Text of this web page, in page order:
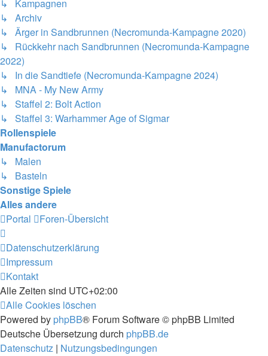
↳ Kampagnen
↳ Archiv
↳ Ärger in Sandbrunnen (Necromunda-Kampagne 2020)
↳ Rückkehr nach Sandbrunnen (Necromunda-Kampagne
2022)
↳ In die Sandtiefe (Necromunda-Kampagne 2024)
↳ MNA - My New Army
↳ Staffel 2: Bolt Action
↳ Staffel 3: Warhammer Age of Sigmar
Rollenspiele
Manufactorum
↳ Malen
↳ Basteln
Sonstige Spiele
Alles andere
Portal
Foren-Übersicht
Datenschutzerklärung
Impressum
Kontakt
Alle Zeiten sind UTC+02:00
Alle Cookies löschen
Powered by phpBB® Forum Software © phpBB Limited
Deutsche Übersetzung durch phpBB.de
Datenschutz | Nutzungsbedingungen